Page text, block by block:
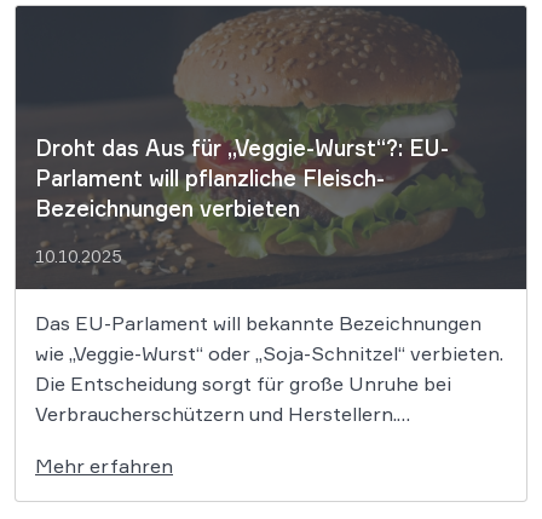
prüfen und belastbare Nachweise sichern, um
rechtlich und reputativ auf der sicheren […]
Droht das Aus für „Veggie-Wurst“?: EU-
Parlament will pflanzliche Fleisch-
Bezeichnungen verbieten
10.10.2025
Das EU-Parlament will bekannte Bezeichnungen
wie „Veggie-Wurst“ oder „Soja-Schnitzel“ verbieten.
Die Entscheidung sorgt für große Unruhe bei
Verbraucherschützern und Herstellern.
vegane Lebensmittelproduzenten vertritt, hält das
Vorhaben für falsch – und erklärt, warum es
Mehr erfahren